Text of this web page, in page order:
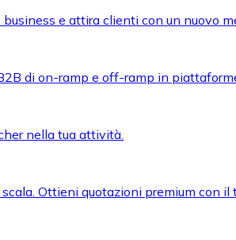
e attira clienti con un nuovo
di on-ramp e off-ramp in
nella tua attività.
Ottieni quotazioni premium con il